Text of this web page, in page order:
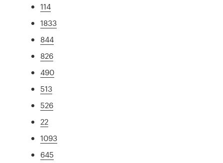
114
1833
844
826
490
513
526
22
1093
645